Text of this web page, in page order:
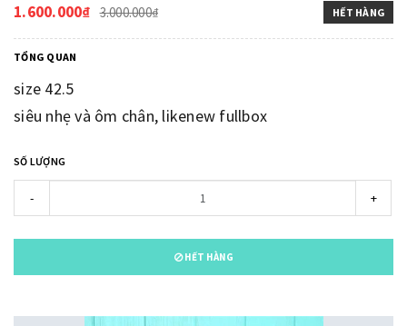
1.600.000₫ 3.000.000₫ HẾT HÀNG
TỔNG QUAN
size 42.5
siêu nhẹ và ôm chân, likenew fullbox
SỐ LƯỢNG
- +
HẾT HÀNG